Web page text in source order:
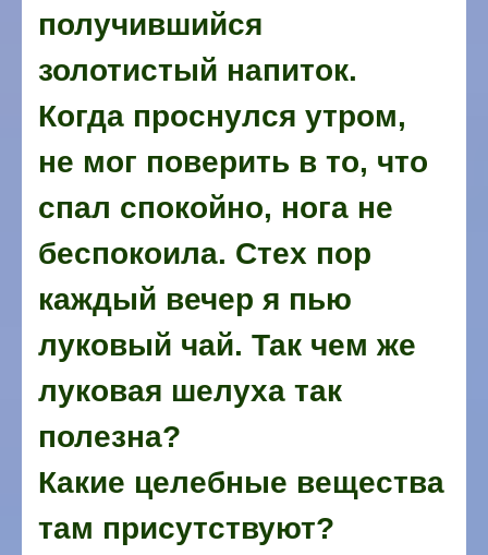
получившийся
золотистый напиток.
Когда проснулся утром,
не мог поверить в то, что
спал спокойно, нога не
беспокоила. Стех пор
каждый вечер я пью
луковый чай. Так чем же
луковая шелуха так
полезна?
Какие целебные вещества
там присутствуют?